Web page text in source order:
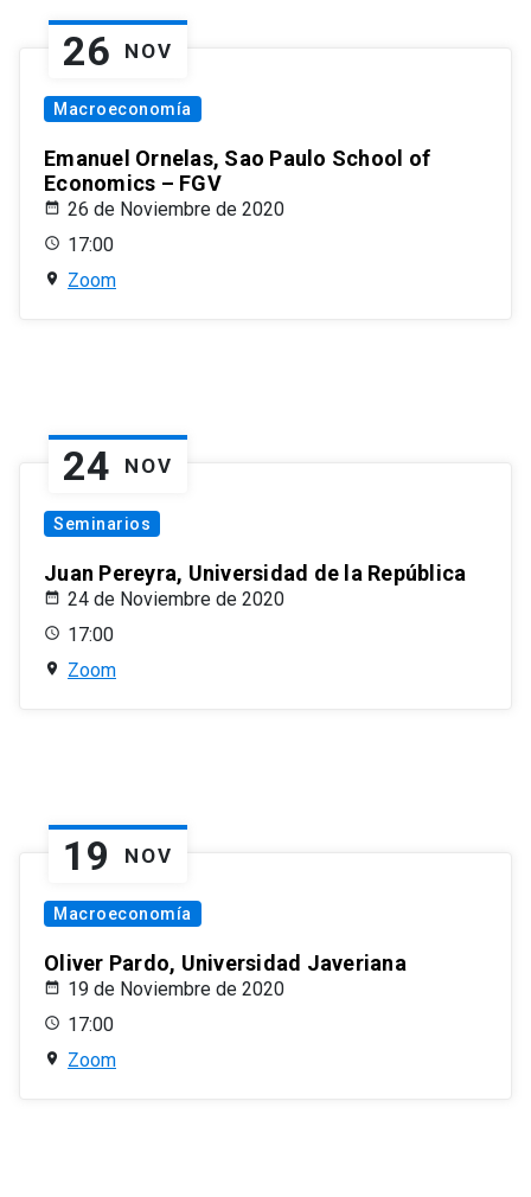
26 NOV
Macroeconomía
Emanuel Ornelas, Sao Paulo School of
Economics – FGV
26 de Noviembre de 2020
17:00
Zoom
24 NOV
Seminarios
Juan Pereyra, Universidad de la República
24 de Noviembre de 2020
17:00
Zoom
19 NOV
Macroeconomía
Oliver Pardo, Universidad Javeriana
19 de Noviembre de 2020
17:00
Zoom